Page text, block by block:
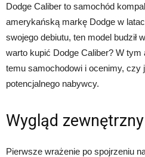
Dodge Caliber to samochód
amerykańską markę Dodge w
swojego debiutu, ten model budził
warto kupić Dodge Caliber? W
temu samochodowi i ocenimy, czy
potencjalnego nabywcy.
Wygląd zewnętrzny
Pierwsze wrażenie po spojrzeniu